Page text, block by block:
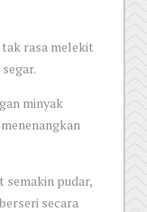
rasa melekit
minyak
semakin pudar,
secara